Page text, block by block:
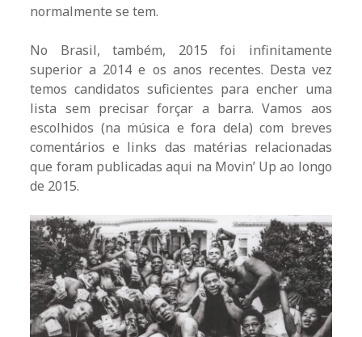
normalmente se tem.
No Brasil, também, 2015 foi infinitamente
superior a 2014 e os anos recentes. Desta vez
temos candidatos suficientes para encher uma
lista sem precisar forçar a barra. Vamos aos
escolhidos (na música e fora dela) com breves
comentários e links das matérias relacionadas
que foram publicadas aqui na Movin’ Up ao longo
de 2015.